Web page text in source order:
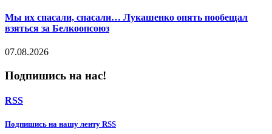
Мы их спасали, спасали… Лукашенко опять пообещал
взяться за Белкоопсоюз
07.08.2026
Подпишись на нас!
RSS
Подпишиcь на нашу ленту RSS